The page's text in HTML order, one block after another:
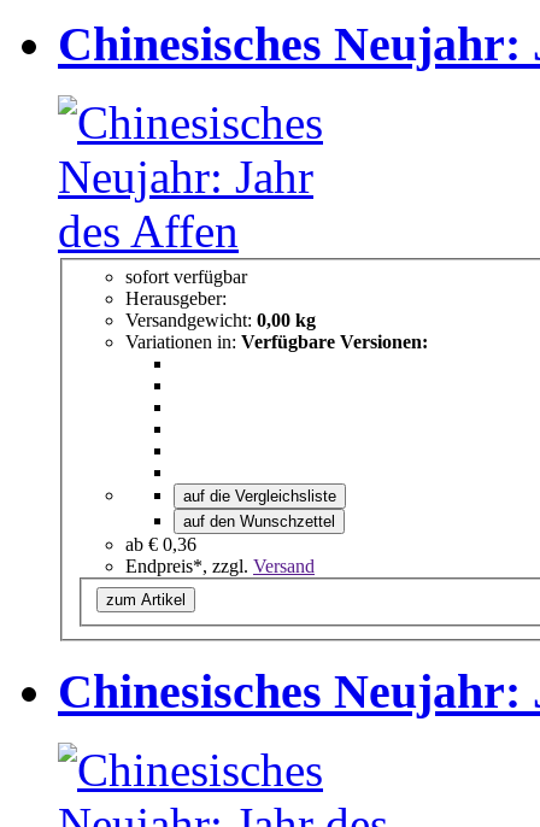
Chinesisches Neujahr:
sofort verfügbar
Herausgeber:
Versandgewicht: 0,00 kg
Variationen in: Verfügbare Versionen:
auf die Vergleichsliste
auf den Wunschzettel
ab € 0,36
Endpreis*, zzgl. Versand
zum Artikel
Chinesisches